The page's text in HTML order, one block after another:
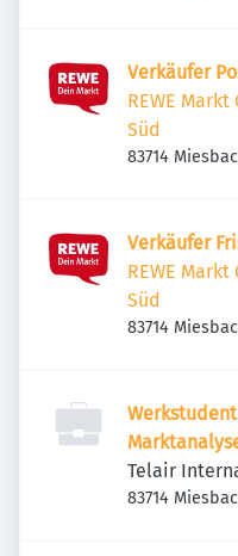
Verkäufer
REWE
Süd
83714
Verkäufer
REWE
Süd
83714
Telair
83714